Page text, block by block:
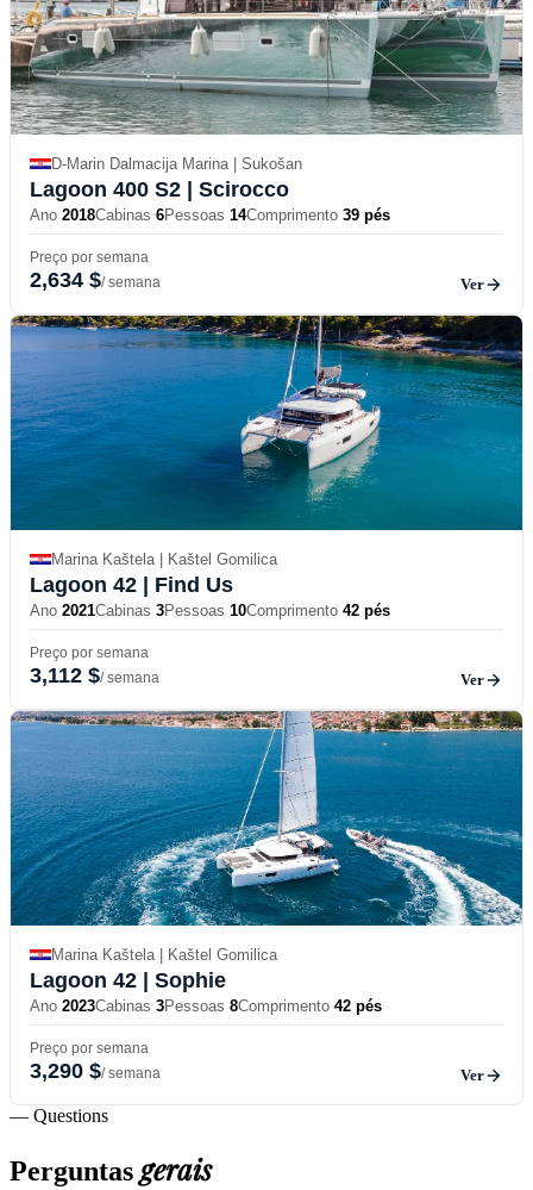
D-Marin Dalmacija Marina | Sukošan
Lagoon 400 S2 | Scirocco
Ano 2018Cabinas 6Pessoas 14Comprimento 39 pés
Preço por semana
2,634 $/ semana Ver
Marina Kaštela | Kaštel Gomilica
Lagoon 42 | Find Us
Ano 2021Cabinas 3Pessoas 10Comprimento 42 pés
Preço por semana
3,112 $/ semana Ver
Marina Kaštela | Kaštel Gomilica
Lagoon 42 | Sophie
Ano 2023Cabinas 3Pessoas 8Comprimento 42 pés
Preço por semana
3,290 $/ semana Ver
— Questions
Perguntasgerais